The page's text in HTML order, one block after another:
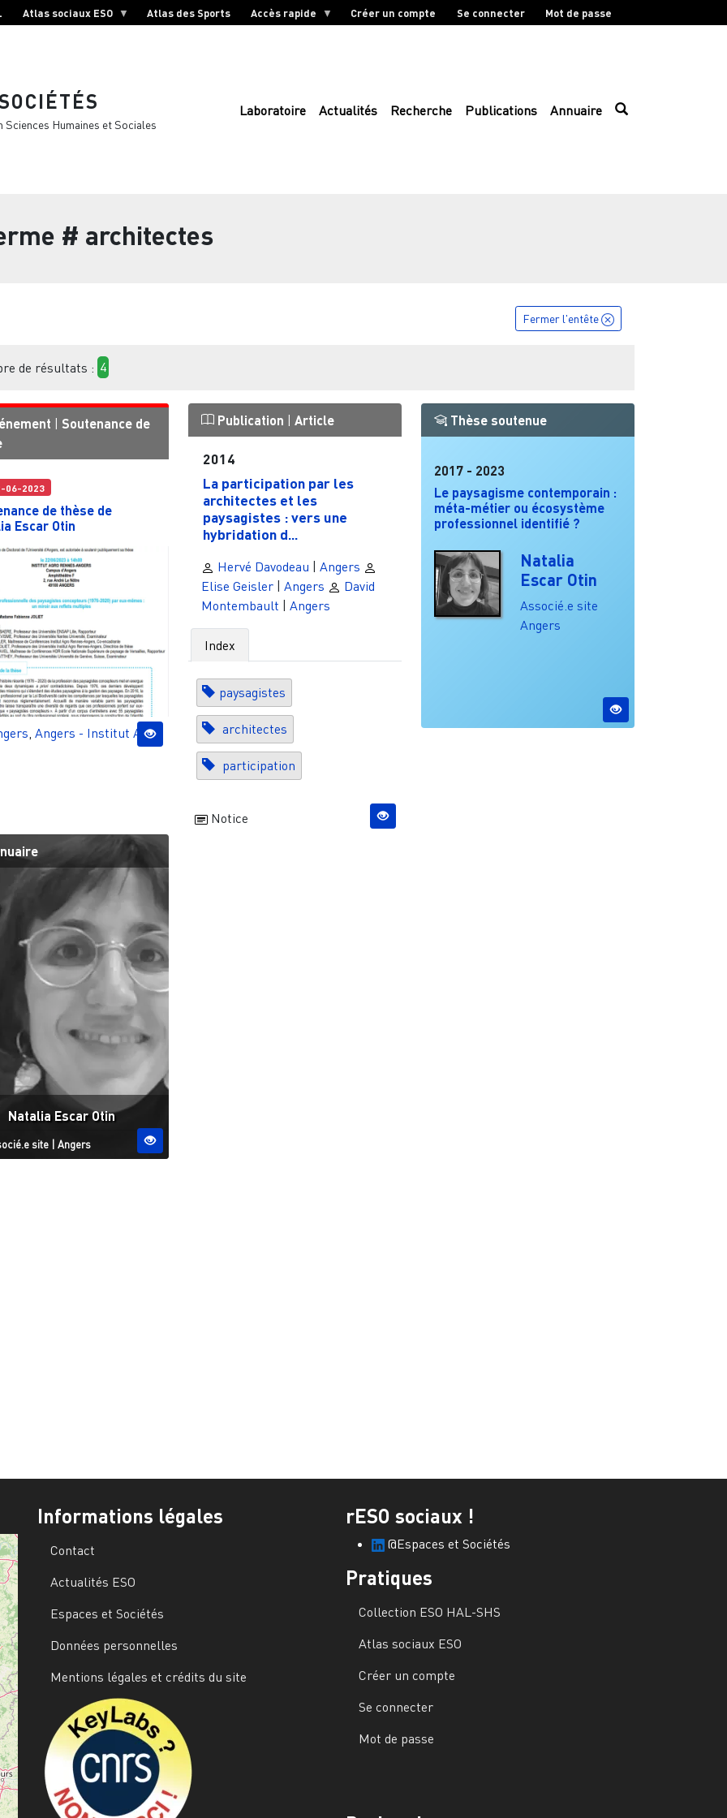
Atlas sociaux ESO Atlas des Sports Accès rapide Créer un compte Se connecter Mot de passe
Humaines et Sociales
Laboratoire Actualités Recherche Publications Annuaire
# architectes
Fermer l'entête
de résultats : 4
| Soutenance de
06-2023
de thèse de
Escar Otin
, Angers - Institut Agro
Publication | Article
2014
La participation par les
architectes et les
paysagistes : vers une
hybridation d...
Hervé Davodeau | Angers
Elise Geisler| Angers
David
Montembault | Angers
Index
paysagistes
architectes
participation
Notice
Thèse soutenue
2017 - 2023
Le paysagisme contemporain :
méta-métier ou écosystème
professionnel identifié ?
Natalia
Escar Otin
Associé.e site
Angers
Natalia Escar Otin
site Site ESO
Angers
Informations légales
Contact
Actualités ESO
Espaces et Sociétés
Données personnelles
Mentions légales et crédits du site
rESO sociaux !
@Espaces et Sociétés
Pratiques
Collection ESO HAL-SHS
Atlas sociaux ESO
Créer un compte
Se connecter
Mot de passe